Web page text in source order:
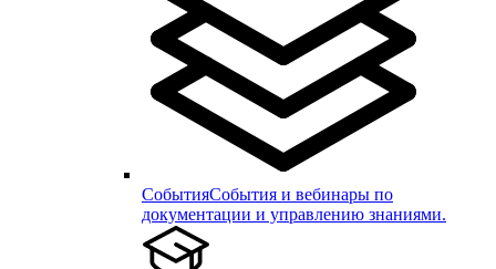
СобытияСобытия и вебинары по
документации и управлению знаниями.